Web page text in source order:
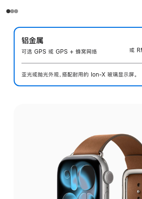
铝金属
可选 GPS 或 GPS + 蜂窝网络
或
亚光或抛光外观，搭配耐用的 Ion-X 玻璃显示屏。